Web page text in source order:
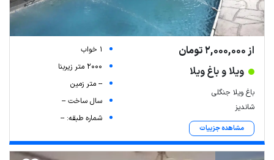
از 2,000,000 تومان
ویلا و باغ ویلا
باغ ویلا جنگلی
شاندیز
مشاهده جزییات
1 خواب
2000 متر زیربنا
-- متر زمین
سال ساخت --
شماره طبقه: --